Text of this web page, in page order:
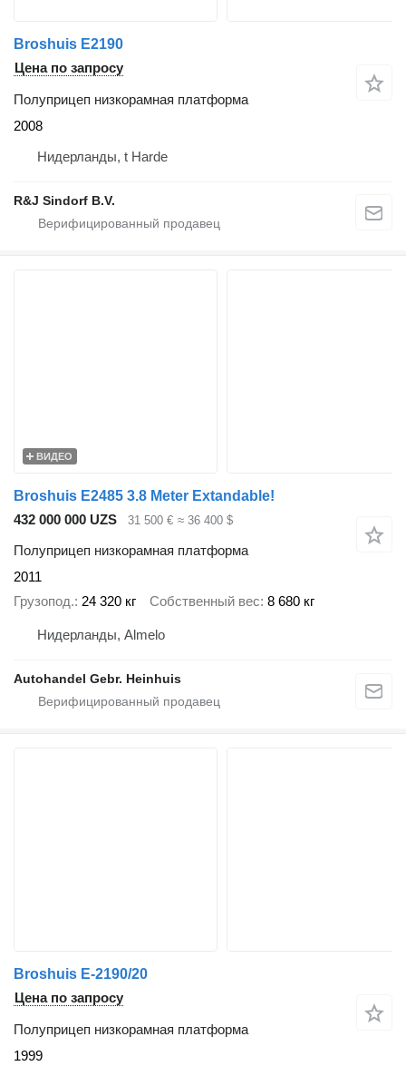
Broshuis E2190
Цена по запросу
Полуприцеп низкорамная платформа
2008
Нидерланды, t Harde
R&J Sindorf B.V.
ВИДЕО
Broshuis E2485 3.8 Meter Extandable!
432 000 000 UZS
31 500 € ≈ 36 400 $
Полуприцеп низкорамная платформа
2011
Грузопод. 24 320 кг Собственный вес 8 680 кг
Нидерланды, Almelo
Autohandel Gebr. Heinhuis
Broshuis E-2190/20
Цена по запросу
Полуприцеп низкорамная платформа
1999